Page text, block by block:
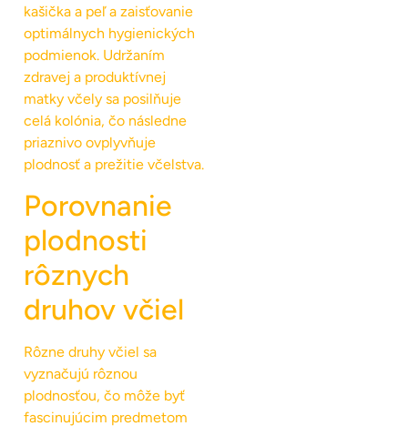
kašička a peľ a zaisťovanie
optimálnych hygienických
podmienok. Udržaním
zdravej a produktívnej
matky včely sa posilňuje
celá kolónia, čo následne
priaznivo ovplyvňuje
plodnosť a prežitie včelstva.
Porovnanie
plodnosti
rôznych
druhov včiel
Rôzne druhy včiel sa
vyznačujú rôznou
plodnosťou, čo môže byť
fascinujúcim predmetom